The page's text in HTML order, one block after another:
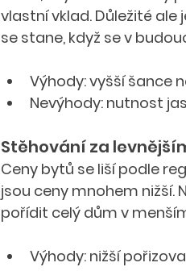
vlastní vklad. Důležité
se stane, když se v
Výhody: vyšší šance
Nevýhody: nutnost
Stěhování za
Ceny bytů se liší podle
jsou ceny mnohem nižší.
pořídit celý dům v
Výhody: nižší